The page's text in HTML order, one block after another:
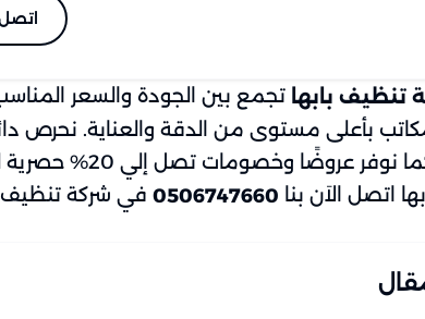
اتصل
تنظيف بابها تجمع بين الجودة والسعر
بأعلى مستوى من الدقة والعناية.
نظيفة
اتصل الاَن بنا 0506747660 في شركة تنظيف